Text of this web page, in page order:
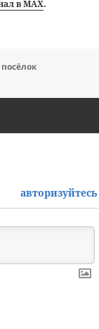
в MAX.
Метки
посёлок
авторизуйтесь